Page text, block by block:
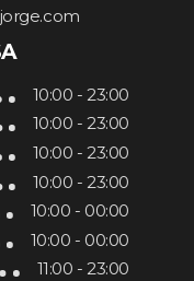
10:00 - 23:00
10:00 - 23:00
10:00 - 23:00
10:00 - 23:00
10:00 - 00:00
10:00 - 00:00
11:00 - 23:00